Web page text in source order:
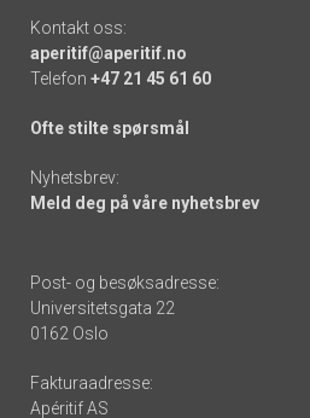
Kontakt oss:
aperitif@aperitif.no
Telefon +47 21 45 61 60
Ofte stilte spørsmål
Nyhetsbrev:
Meld deg på våre nyhetsbrev
Post- og besøksadresse:
Universitetsgata 22
0162 Oslo
Fakturaadresse:
Apéritif AS